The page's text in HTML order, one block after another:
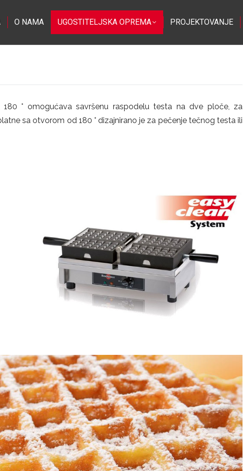
O NAMA UGOSTITELJSKA OPREMA PROJEKTOVANJE
° omogućava savršenu raspodelu testa na dve ploče, za
sa otvorom od 180 ° dizajnirano je za pečenje tečnog testa ili